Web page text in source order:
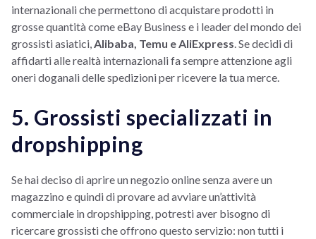
internazionali che permettono di acquistare prodotti in
grosse quantità come eBay Business e i leader del mondo dei
grossisti asiatici, Alibaba, Temu e AliExpress . Se decidi di
affidarti alle realtà internazionali fa sempre attenzione agli
oneri doganali delle spedizioni per ricevere la tua merce.
5. Grossisti specializzati in
dropshipping
Se hai deciso di aprire un negozio online senza avere un
magazzino e quindi di provare ad avviare un’attività
commerciale in dropshipping, potresti aver bisogno di
ricercare grossisti che offrono questo servizio: non tutti i